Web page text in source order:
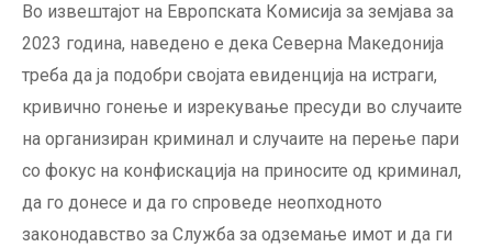
Во извештајот на Европската Комисија за земјава за
2023 година, наведено е дека Северна Македонија
треба да ја подобри својата евиденција на истраги,
кривично гонење и изрекување пресуди во случаите
на организиран криминал и случаите на перење пари
со фокус на конфискација на приносите од криминал,
да го донесе и да го спроведе неопходното
законодавство за Служба за одземање имот и да ги